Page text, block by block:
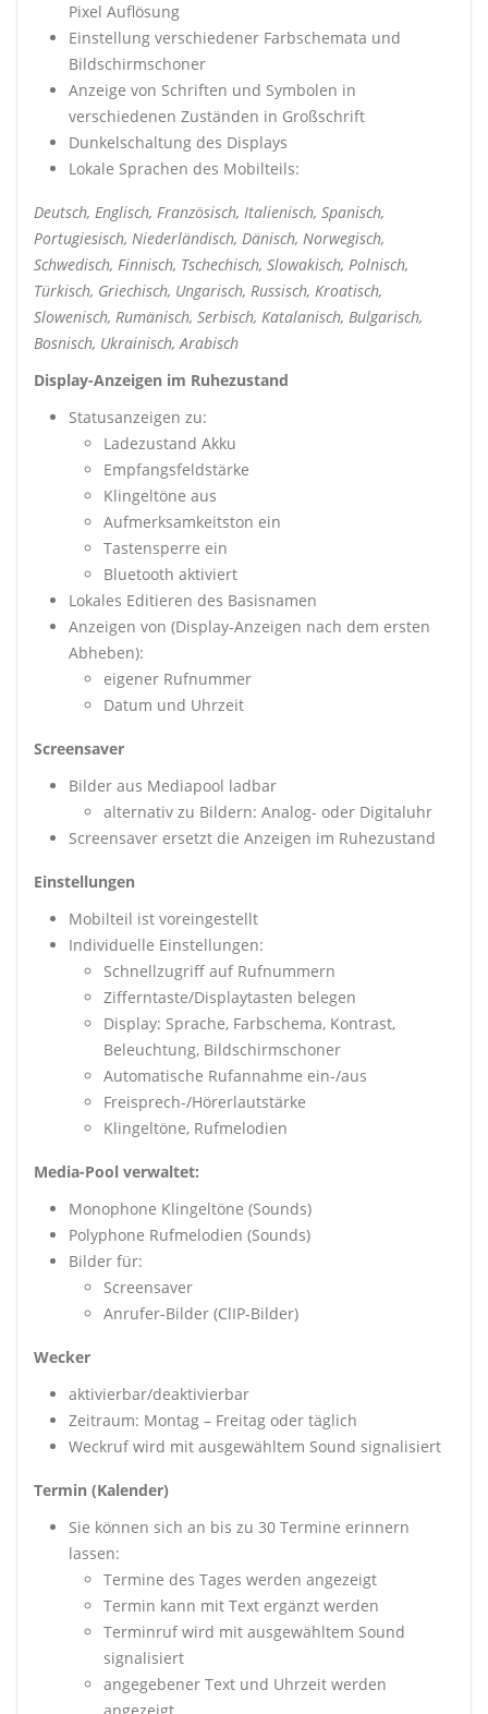
Pixel Auflösung
Einstellung verschiedener Farbschemata und
Bildschirmschoner
Anzeige von Schriften und Symbolen in
verschiedenen Zuständen in Großschrift
Dunkelschaltung des Displays
Lokale Sprachen des Mobilteils:
Deutsch, Englisch, Französisch, Italienisch, Spanisch,
Portugiesisch, Niederländisch, Dänisch, Norwegisch,
Schwedisch, Finnisch, Tschechisch, Slowakisch, Polnisch,
Türkisch, Griechisch, Ungarisch, Russisch, Kroatisch,
Slowenisch, Rumänisch, Serbisch, Katalanisch, Bulgarisch,
Bosnisch, Ukrainisch, Arabisch
Display-Anzeigen im Ruhezustand
Statusanzeigen zu:
Ladezustand Akku
Empfangsfeldstärke
Klingeltöne aus
Aufmerksamkeitston ein
Tastensperre ein
Bluetooth aktiviert
Lokales Editieren des Basisnamen
Anzeigen von (Display-Anzeigen nach dem ersten
Abheben):
eigener Rufnummer
Datum und Uhrzeit
Screensaver
Bilder aus Mediapool ladbar
alternativ zu Bildern: Analog- oder Digitaluhr
Screensaver ersetzt die Anzeigen im Ruhezustand
Einstellungen
Mobilteil ist voreingestellt
Individuelle Einstellungen:
Schnellzugriff auf Rufnummern
Zifferntaste/Displaytasten belegen
Display: Sprache, Farbschema, Kontrast,
Beleuchtung, Bildschirmschoner
Automatische Rufannahme ein-/aus
Freisprech-/Hörerlautstärke
Klingeltöne, Rufmelodien
Media-Pool verwaltet:
Monophone Klingeltöne (Sounds)
Polyphone Rufmelodien (Sounds)
Bilder für:
Screensaver
Anrufer-Bilder (ClIP-Bilder)
Wecker
aktivierbar/deaktivierbar
Zeitraum: Montag – Freitag oder täglich
Weckruf wird mit ausgewähltem Sound signalisiert
Termin (Kalender)
Sie können sich an bis zu 30 Termine erinnern
lassen:
Termine des Tages werden angezeigt
Termin kann mit Text ergänzt werden
Terminruf wird mit ausgewähltem Sound
signalisiert
angegebener Text und Uhrzeit werden